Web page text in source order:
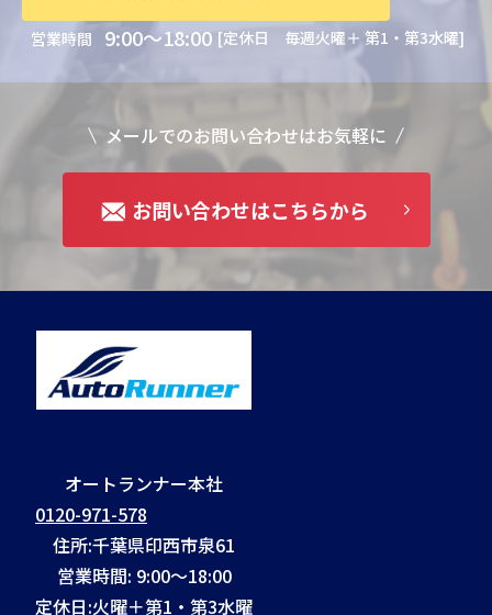
営業時間 9:00～18:00 [定休日 毎週火曜＋ 第1・第3水曜]
メールでのお問い合わせはお気軽に
お問い合わせはこちらから
オートランナー本社
0120-971-578
住所:千葉県印西市泉61
営業時間: 9:00～18:00
定休日:火曜＋第1・第3水曜